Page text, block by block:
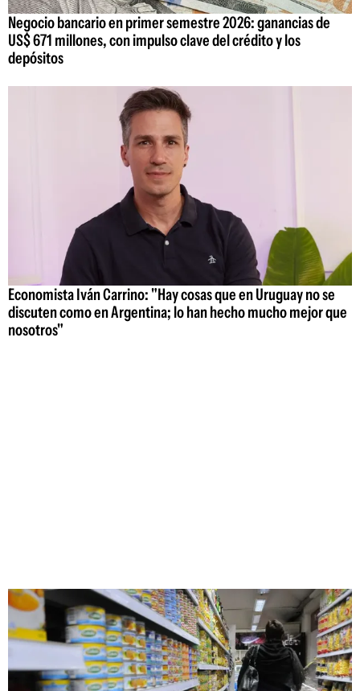
Negocio bancario en primer semestre 2026: ganancias de
US$ 671 millones, con impulso clave del crédito y los
depósitos
Economista Iván Carrino: "Hay cosas que en Uruguay no se
discuten como en Argentina; lo han hecho mucho mejor que
nosotros"